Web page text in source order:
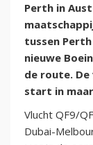
Perth in
tussen
nieuwe
de route.
start in
Vlucht QF9/
Dubai-